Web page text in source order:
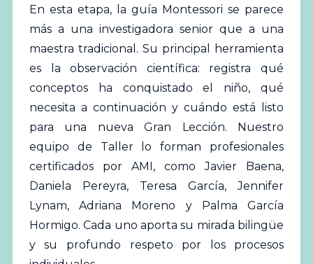
En esta etapa, la guía Montessori se parece
más a una investigadora senior que a una
maestra tradicional. Su principal herramienta
es la observación científica: registra qué
conceptos ha conquistado el niño, qué
necesita a continuación y cuándo está listo
para una nueva Gran Lección. Nuestro
equipo de Taller lo forman profesionales
certificados por AMI, como Javier Baena,
Daniela Pereyra, Teresa García, Jennifer
Lynam, Adriana Moreno y Palma García
Hormigo. Cada uno aporta su mirada bilingüe
y su profundo respeto por los procesos